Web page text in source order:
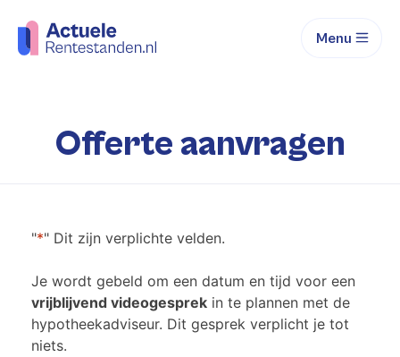
Menu
Offerte aanvragen